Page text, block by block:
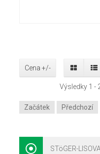
Cena +/-
Výsledky 1 -
Začátek Předchozí
STöGER-